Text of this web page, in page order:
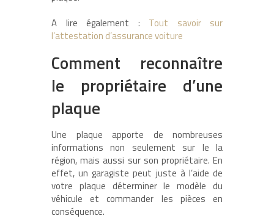
A lire également : Tout savoir sur
l’attestation d’assurance voiture
Comment reconnaître
le propriétaire d’une
plaque
Une plaque apporte de nombreuses
informations non seulement sur le la
région, mais aussi sur son propriétaire. En
effet, un garagiste peut juste à l’aide de
votre plaque déterminer le modèle du
véhicule et commander les pièces en
conséquence.